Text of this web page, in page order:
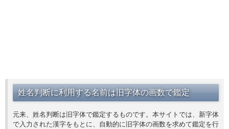
姓名判断に利用する名前は旧字体の画数で鑑定
元来、姓名判断は旧字体で鑑定するものです。本サイトでは、新字体
で入力された漢字をもとに、自動的に旧字体の画数を求めて鑑定を行